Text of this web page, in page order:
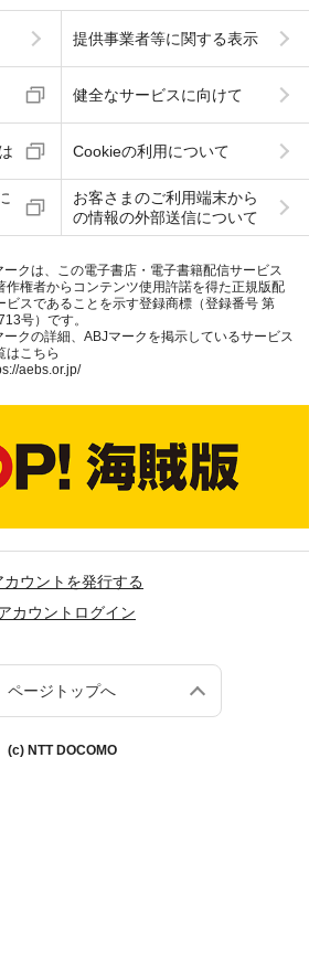
提供事業者等に関する表示
健全なサービスに向けて
Cookieの利用について
お客さまのご利用端末から
の情報の外部送信について
ークは、この電子書店・電子書籍配信サービス
作権者からコンテンツ使用許諾を得た正規版配
ビスであることを示す登録商標（登録番号 第
号）です。
ークの詳細、ABJマークを掲示しているサービス
はこちら
aebs.or.jp/
カウントを発行する
カウントログイン
ページトップへ
(c) NTT DOCOMO